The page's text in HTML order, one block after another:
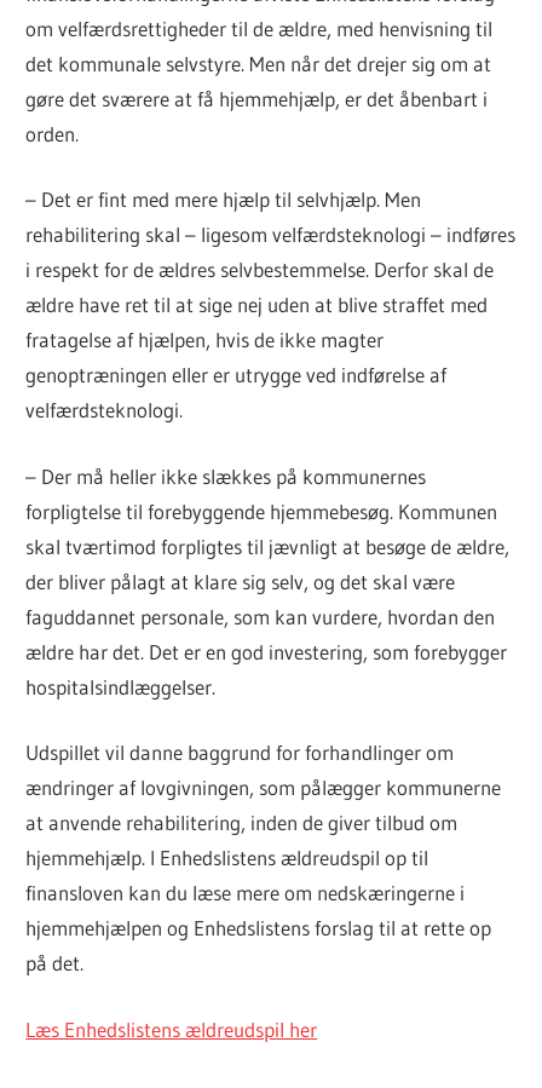
om velfærdsrettigheder til de ældre, med henvisning til
det kommunale selvstyre. Men når det drejer sig om at
gøre det sværere at få hjemmehjælp, er det åbenbart i
orden.
– Det er fint med mere hjælp til selvhjælp. Men
rehabilitering skal – ligesom velfærdsteknologi – indføres
i respekt for de ældres selvbestemmelse. Derfor skal de
ældre have ret til at sige nej uden at blive straffet med
fratagelse af hjælpen, hvis de ikke magter
genoptræningen eller er utrygge ved indførelse af
velfærdsteknologi.
– Der må heller ikke slækkes på kommunernes
forpligtelse til forebyggende hjemmebesøg. Kommunen
skal tværtimod forpligtes til jævnligt at besøge de ældre,
der bliver pålagt at klare sig selv, og det skal være
faguddannet personale, som kan vurdere, hvordan den
ældre har det. Det er en god investering, som forebygger
hospitalsindlæggelser.
Udspillet vil danne baggrund for forhandlinger om
ændringer af lovgivningen, som pålægger kommunerne
at anvende rehabilitering, inden de giver tilbud om
hjemmehjælp. I Enhedslistens ældreudspil op til
finansloven kan du læse mere om nedskæringerne i
hjemmehjælpen og Enhedslistens forslag til at rette op
på det.
Læs Enhedslistens ældreudspil her